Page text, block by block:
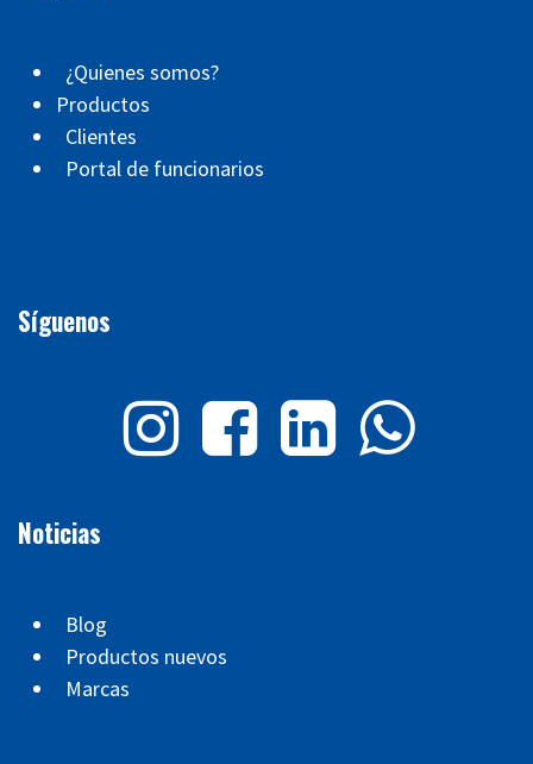
¿Quienes somos?
Productos
Clientes
Portal de funcionarios
Síguenos
Noticias
Blog
Productos nuevos
Marcas